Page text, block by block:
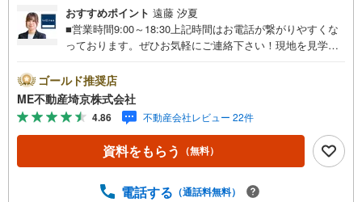
おすすめポイント 遠藤 汐夏
■営業時間9:00～18:30上記時間はお電話が繋がりやすくな
っております。ぜひお気軽にご連絡下さい！現地を見学さ
ご希望の日時をご記入いただけますとスムーズにご案内が
可能です。■ご来店特典1.ご見学、ご来店後にアンケート記
入でもれなく3、000円のQUOカードプレゼント（1組様1回
限り後日郵送）2.未公開の物件情報をご紹介3.不動産ご購
入、ご売却、太陽光発電システムご検討中のお客様、ご紹
介でもれなくQUOカード3、000円分プレゼント更にご紹介
円のご紹介料をお支払いさせて頂きます！詳しくはスタッ
ゴールド推奨店
ME不動産埼京株式会社
4.86 不動産会社レビュー 22件
資料をもらう （無料）
電話する （通話料無料）